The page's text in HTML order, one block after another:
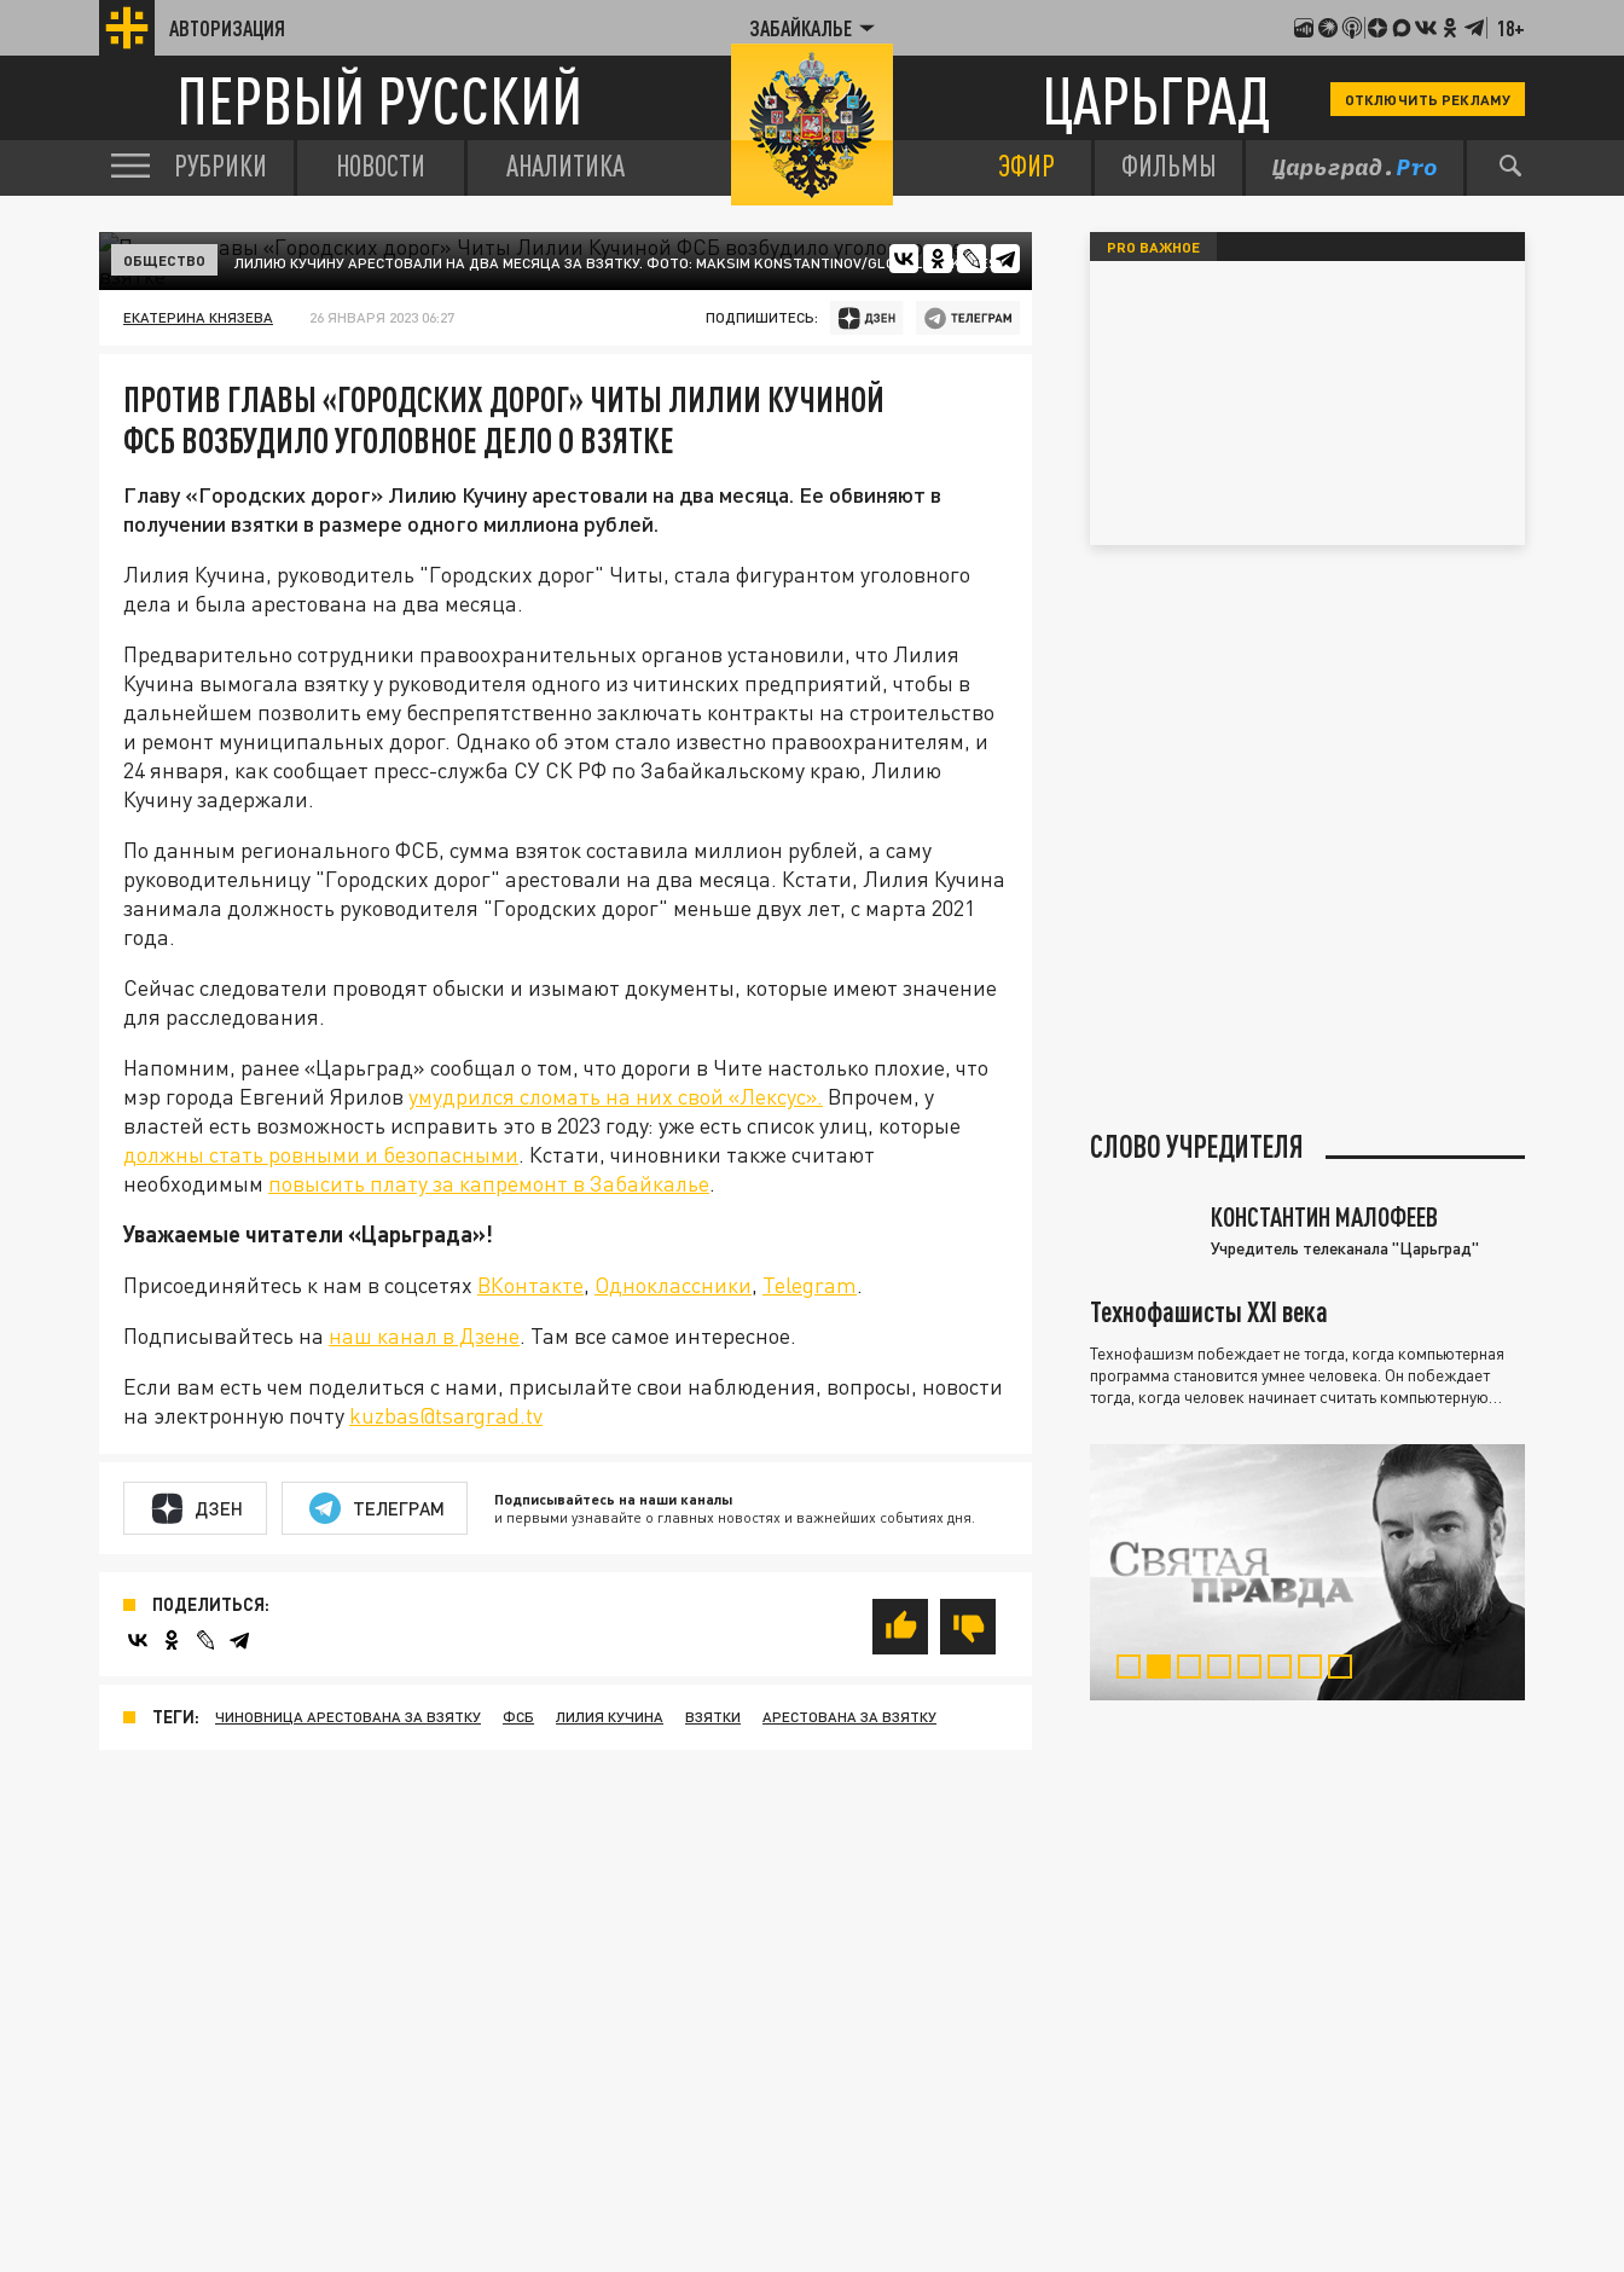
АВТОРИЗАЦИЯ ЗАБАЙКАЛЬЕ 18+
ПЕРВЫЙ РУССКИЙ ЦАРЬГРАД ОТКЛЮЧИТЬ РЕКЛАМУ
РУБРИКИ НОВОСТИ АНАЛИТИКА ЭФИР ФИЛЬМЫ
ЛИЛИЮ КУЧИНУ АРЕСТОВАЛИ НА ДВА МЕСЯЦА ЗА ВЗЯТКУ. ФОТО: MAKSIM KONSTANTINOV/GLOBALLOOKPRESS
ОБЩЕСТВО
ЕКАТЕРИНА КНЯЗЕВА 26 ЯНВАРЯ 2023 06:27 ПОДПИШИТЕСЬ:
ПРОТИВ ГЛАВЫ «ГОРОДСКИХ ДОРОГ» ЧИТЫ ЛИЛИИ КУЧИНОЙ
ФСБ ВОЗБУДИЛО УГОЛОВНОЕ ДЕЛО О ВЗЯТКЕ
Главу «Городских дорог» Лилию Кучину арестовали на два месяца. Ее обвиняют в
получении взятки в размере одного миллиона рублей.
Лилия Кучина, руководитель "Городских дорог" Читы, стала фигурантом уголовного
дела и была арестована на два месяца.
Предварительно сотрудники правоохранительных органов установили, что Лилия
Кучина вымогала взятку у руководителя одного из читинских предприятий, чтобы в
дальнейшем позволить ему беспрепятственно заключать контракты на строительство
и ремонт муниципальных дорог. Однако об этом стало известно правоохранителям, и
24 января, как сообщает пресс-служба СУ СК РФ по Забайкальскому краю, Лилию
Кучину задержали.
По данным регионального ФСБ, сумма взяток составила миллион рублей, а саму
руководительницу "Городских дорог" арестовали на два месяца. Кстати, Лилия Кучина
занимала должность руководителя "Городских дорог" меньше двух лет, с марта 2021
года.
Сейчас следователи проводят обыски и изымают документы, которые имеют значение
для расследования.
Напомним, ранее «Царьград» сообщал о том, что дороги в Чите настолько плохие, что
мэр города Евгений Ярилов умудрился сломать на них свой «Лексус». Впрочем, у
властей есть возможность исправить это в 2023 году: уже есть список улиц, которые
должны стать ровными и безопасными. Кстати, чиновники также считают
необходимым повысить плату за капремонт в Забайкалье.
Уважаемые читатели «Царьграда»!
Присоединяйтесь к нам в соцсетях ВКонтакте, Одноклассники, Telegram.
Подписывайтесь на наш канал в Дзене. Там все самое интересное.
Если вам есть чем поделиться с нами, присылайте свои наблюдения, вопросы, новости
на электронную почту kuzbas@tsargrad.tv
ДЗЕН ТЕЛЕГРАМ Подписывайтесь на наши каналы
и первыми узнавайте о главных новостях и важнейших событиях дня.
ПОДЕЛИТЬСЯ:
ТЕГИ: ЧИНОВНИЦА АРЕСТОВАНА ЗА ВЗЯТКУ ФСБ ЛИЛИЯ КУЧИНА ВЗЯТКИ АРЕСТОВАНА ЗА ВЗЯТКУ
PRO ВАЖНОЕ
СЛОВО УЧРЕДИТЕЛЯ
КОНСТАНТИН МАЛОФЕЕВ
Учредитель телеканала "Царьград"
Технофашисты XXI века
Технофашизм побеждает не тогда, когда компьютерная
программа становится умнее человека. Он побеждает
тогда, когда человек начинает считать компьютерную